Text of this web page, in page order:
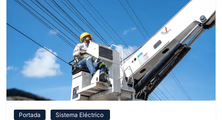
Portada Sistema Eléctrico